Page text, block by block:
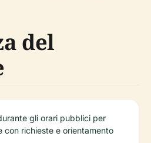
del
gli orari pubblici per
con richieste e orientamento